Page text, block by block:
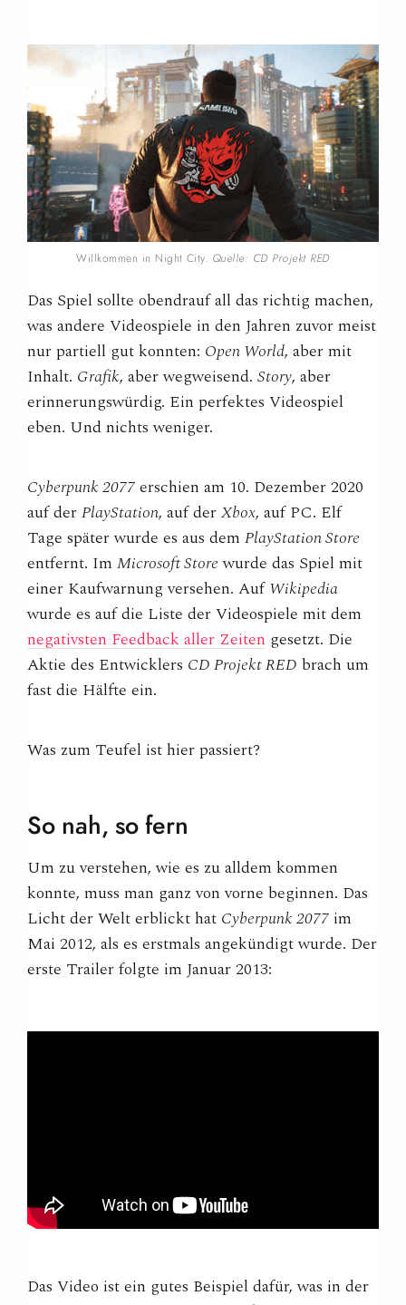
Willkommen in Night City. Quelle: CD Projekt RED
Das Spiel sollte obendrauf all das richtig machen,
was andere Videospiele in den Jahren zuvor meist
nur partiell gut konnten: Open World, aber mit
Inhalt. Grafik, aber wegweisend. Story, aber
erinnerungswürdig. Ein perfektes Videospiel
eben. Und nichts weniger.
Cyberpunk 2077erschien am 10. Dezember 2020
auf derPlayStation, auf derXbox, auf PC. Elf
Tage später wurde es aus dem PlayStation Store
entfernt. Im Microsoft Storewurde das Spiel mit
einer Kaufwarnung versehen. AufWikipedia
wurde es auf die Liste der Videospiele mit dem
negativsten Feedback aller Zeiten gesetzt. Die
Aktie des Entwicklers CD Projekt RED brach um
fast die Hälfte ein.
Was zum Teufel ist hier passiert?
So nah, so fern
Um zu verstehen, wie es zu alldem kommen
konnte, muss man ganz von vorne beginnen. Das
Licht der Welt erblickt hat Cyberpunk 2077 im
Mai 2012, als es erstmals angekündigt wurde. Der
erste Trailer folgte im Januar 2013:
Das Video ist ein gutes Beispiel dafür, was in der